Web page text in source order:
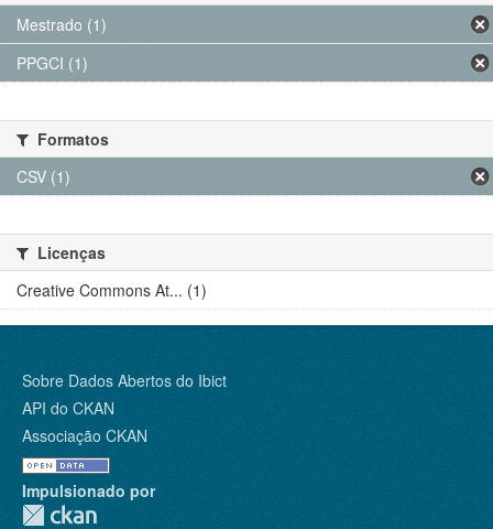
Mestrado (1)
PPGCI (1)
Formatos
CSV (1)
Licenças
Creative Commons At... (1)
Sobre Dados Abertos do Ibict
API do CKAN
Associação CKAN
Impulsionado por